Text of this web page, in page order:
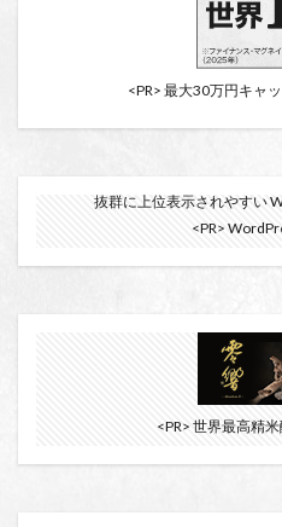
<PR> 最大30万円キャ
抜群に上位表示されやすい
<PR>
<PR> 世界最高精米